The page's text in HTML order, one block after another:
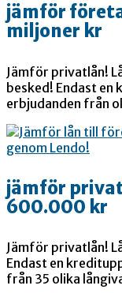
jämför
miljoner kr
Jämför privatlån!
besked! Endast en
erbjudanden från
jämför
600.000 kr
Jämför privatlån!
Endast en
från 35 olika